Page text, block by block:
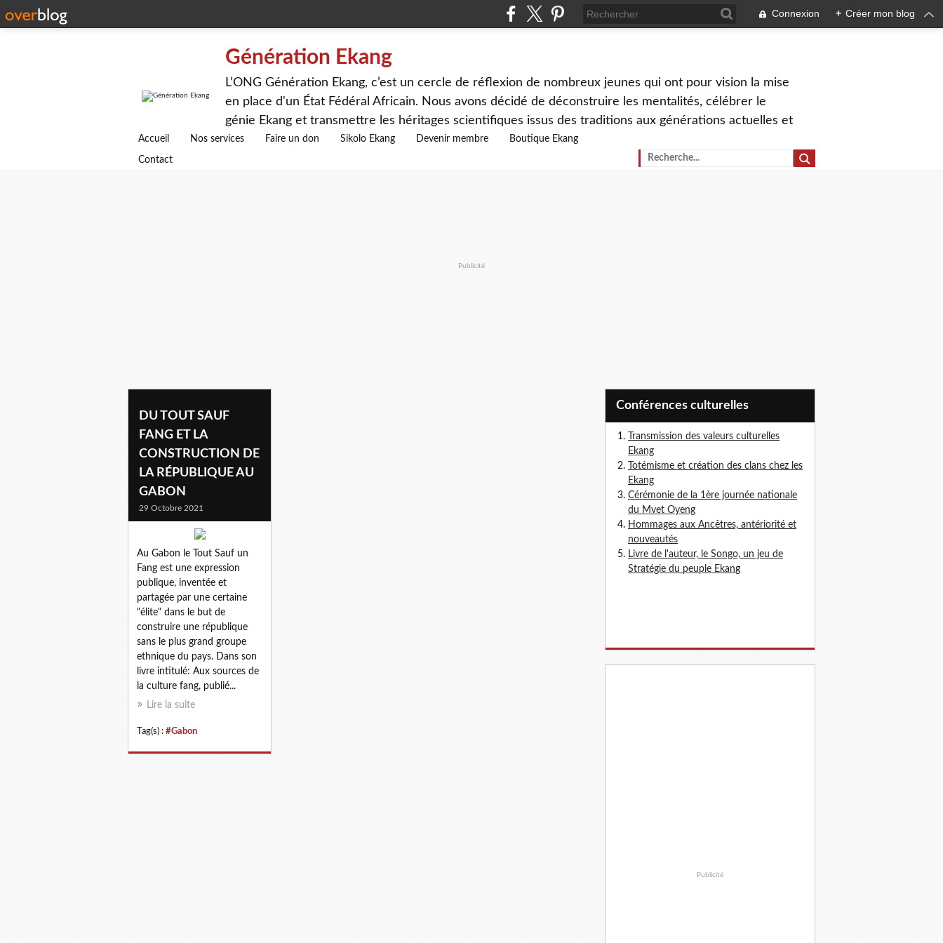
Connexion + Créer mon blog
Génération Ekang
L’ONG Génération Ekang, c’est un cercle de réflexion de nombreux jeunes qui ont pour vision la mise
en place d'un État Fédéral Africain. Nous avons décidé de déconstruire les mentalités, célébrer le
génie Ekang et transmettre les héritages scientifiques issus des traditions aux générations actuelles et
avenirs.
Accueil Nos services Faire un don Sikolo Ekang Devenir membre Boutique Ekang
Contact
Publicité
DU TOUT SAUF
FANG ET LA
CONSTRUCTION DE
LA RÉPUBLIQUE AU
GABON
29 Octobre 2021
Au Gabon le Tout Sauf un
Fang est une expression
publique, inventée et
partagée par une certaine
"élite" dans le but de
construire une république
sans le plus grand groupe
ethnique du pays. Dans son
livre intitulé: Aux sources de
la culture fang, publié...
Lire la suite
Tag(s) : #Gabon
Conférences culturelles
Transmission des valeurs culturelles
Ekang
Totémisme et création des clans chez les
Ekang
Cérémonie de la 1ère journée nationale
du Mvet Oyeng
Hommages aux Ancêtres, antériorité et
nouveautés
Livre de l'auteur, le Songo, un jeu de
Stratégie du peuple Ekang
Publicité